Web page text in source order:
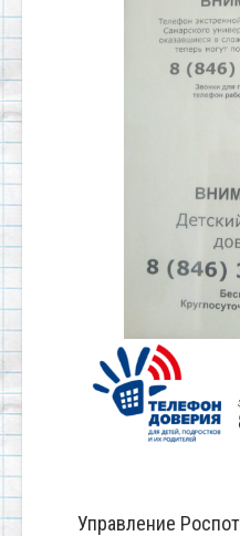
Управление